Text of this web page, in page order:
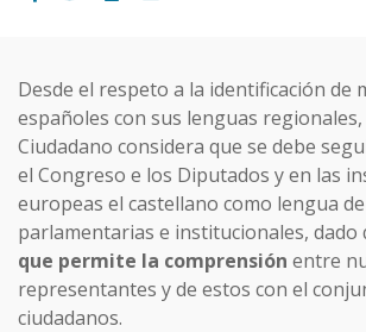
Desde el respeto a la identificación de
españoles con sus lenguas
Ciudadano considera que se debe
el Congreso e los Diputados y en las
europeas el castellano como lengua
parlamentarias e institucionales, dado
que permite la comprensión entre
representantes y de estos con el
ciudadanos.